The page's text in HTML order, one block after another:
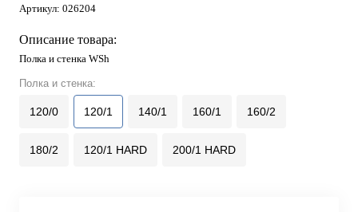
Артикул: 026204
Описание товара:
Полка и cтенка WSh
Полка и стенка:
120/0 120/1 140/1 160/1 160/2
180/2 120/1 HARD 200/1 HARD